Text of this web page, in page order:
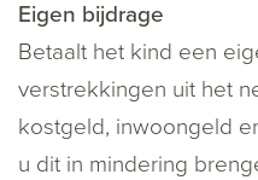
Eigen bijdrage
Betaalt het kind een
verstrekkingen uit het
kostgeld, inwoongeld
u dit in mindering